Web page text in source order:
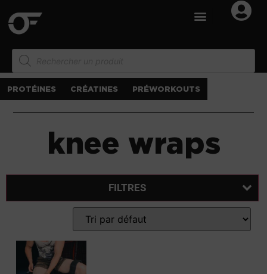
PROTÉINES CRÉATINES PRÉWORKOUTS
knee wraps
FILTRES